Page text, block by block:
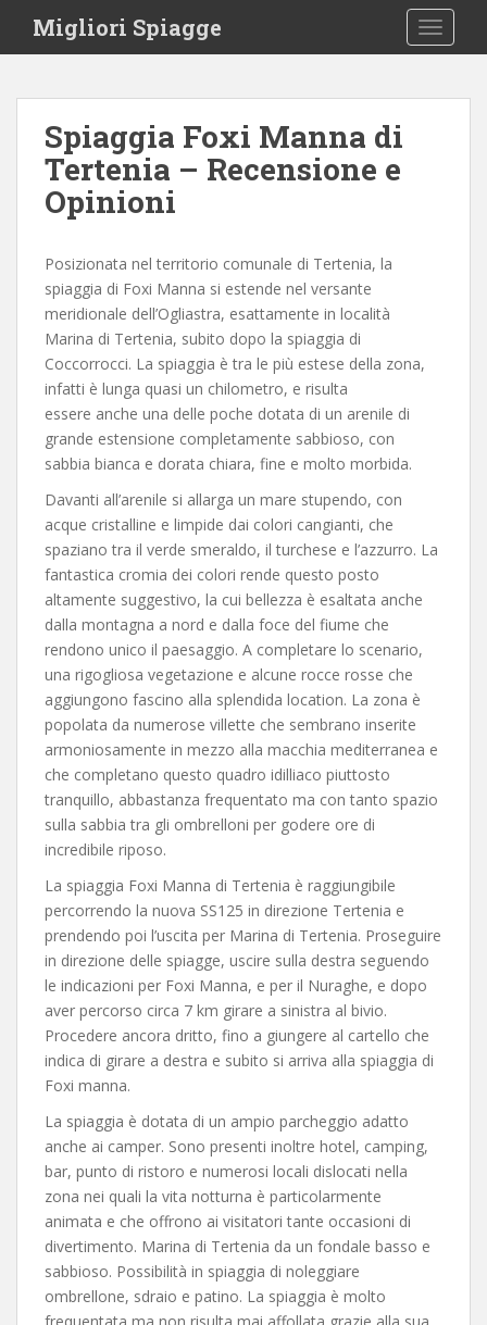
i
Migliori Spiagge
Spiaggia Foxi Manna di
Tertenia – Recensione e
Opinioni
Posizionata nel territorio comunale di Tertenia, la
spiaggia di Foxi Manna si estende nel versante
meridionale dell’Ogliastra, esattamente in località
Marina di Tertenia, subito dopo la spiaggia di
Coccorrocci. La spiaggia è tra le più estese della zona,
infatti è lunga quasi un chilometro, e risulta
essere anche una delle poche dotata di un arenile di
grande estensione completamente sabbioso, con
sabbia bianca e dorata chiara, fine e molto morbida.
Davanti all’arenile si allarga un mare stupendo, con
acque cristalline e limpide dai colori cangianti, che
spaziano tra il verde smeraldo, il turchese e l’azzurro. La
fantastica cromia dei colori rende questo posto
altamente suggestivo, la cui bellezza è esaltata anche
dalla montagna a nord e dalla foce del fiume che
rendono unico il paesaggio. A completare lo scenario,
una rigogliosa vegetazione e alcune rocce rosse che
aggiungono fascino alla splendida location. La zona è
popolata da numerose villette che sembrano inserite
armoniosamente in mezzo alla macchia mediterranea e
che completano questo quadro idilliaco piuttosto
tranquillo, abbastanza frequentato ma con tanto spazio
sulla sabbia tra gli ombrelloni per godere ore di
incredibile riposo.
La spiaggia Foxi Manna di Tertenia è raggiungibile
percorrendo la nuova SS125 in direzione Tertenia e
prendendo poi l’uscita per Marina di Tertenia. Proseguire
in direzione delle spiagge, uscire sulla destra seguendo
le indicazioni per Foxi Manna, e per il Nuraghe, e dopo
aver percorso circa 7 km girare a sinistra al bivio.
Procedere ancora dritto, fino a giungere al cartello che
indica di girare a destra e subito si arriva alla spiaggia di
Foxi manna.
La spiaggia è dotata di un ampio parcheggio adatto
anche ai camper. Sono presenti inoltre hotel, camping,
bar, punto di ristoro e numerosi locali dislocati nella
zona nei quali la vita notturna è particolarmente
animata e che offrono ai visitatori tante occasioni di
divertimento. Marina di Tertenia da un fondale basso e
sabbioso. Possibilità in spiaggia di noleggiare
ombrellone, sdraio e patino. La spiaggia è molto